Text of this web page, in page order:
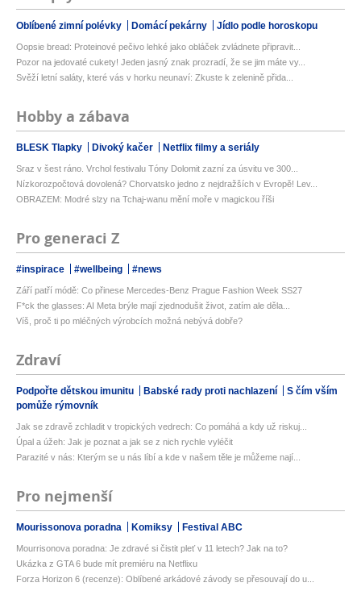
Oblíbené zimní polévky Domácí pekárny Jídlo podle horoskopu
Oopsie bread: Proteinové pečivo lehké jako obláček zvládnete připravit...
Pozor na jedovaté cukety! Jeden jasný znak prozradí, že se jim máte vy...
Svěží letní saláty, které vás v horku neunaví: Zkuste k zelenině přida...
Hobby a zábava
BLESK Tlapky Divoký kačer Netflix filmy a seriály
Sraz v šest ráno. Vrchol festivalu Tóny Dolomit zazní za úsvitu ve 300...
Nízkorozpočtová dovolená? Chorvatsko jedno z nejdražších v Evropě! Lev...
OBRAZEM: Modré slzy na Tchaj-wanu mění moře v magickou říši
Pro generaci Z
#inspirace #wellbeing #news
Září patří módě: Co přinese Mercedes-Benz Prague Fashion Week SS27
F*ck the glasses: AI Meta brýle mají zjednodušit život, zatím ale děla...
Víš, proč ti po mléčných výrobcích možná nebývá dobře?
Zdraví
Podpořte dětskou imunitu Babské rady proti nachlazení
S čím vším
pomůže rýmovník
Jak se zdravě zchladit v tropických vedrech: Co pomáhá a kdy už riskuj...
Úpal a úžeh: Jak je poznat a jak se z nich rychle vyléčit
Parazité v nás: Kterým se u nás líbí a kde v našem těle je můžeme nají...
Pro nejmenší
Mourissonova poradna Komiksy Festival ABC
Mourrisonova poradna: Je zdravé si čistit pleť v 11 letech? Jak na to?
Ukázka z GTA 6 bude mít premiéru na Netflixu
Forza Horizon 6 (recenze): Oblíbené arkádové závody se přesouvají do u...